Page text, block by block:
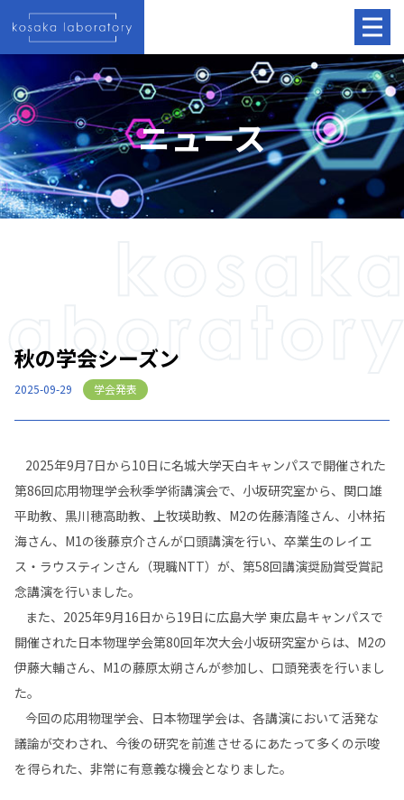
ニュース
秋の学会シーズン
2025-09-29 学会発表
2025年9月7日から10日に名城大学天白キャンパスで開催された
第86回応用物理学会秋季学術講演会で、小坂研究室から、関口雄
平助教、黒川穂高助教、上牧瑛助教、M2の佐藤清隆さん、小林拓
海さん、M1の後藤京介さんが口頭講演を行い、卒業生のレイエ
ス・ラウスティンさん（現職NTT）が、第58回講演奨励賞受賞記
念講演を行いました。
また、2025年9月16日から19日に広島大学 東広島キャンパスで
開催された日本物理学会第80回年次大会小坂研究室からは、M2の
伊藤大輔さん、M1の藤原太朔さんが参加し、口頭発表を行いまし
た。
今回の応用物理学会、日本物理学会は、各講演において活発な
議論が交わされ、今後の研究を前進させるにあたって多くの示唆
を得られた、非常に有意義な機会となりました。